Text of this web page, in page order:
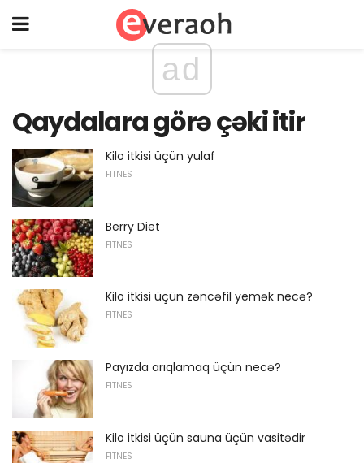
ad
Qaydalara görə çəki itir
Kilo itkisi üçün yulaf
FITNES
Berry Diet
FITNES
Kilo itkisi üçün zəncəfil yemək necə?
FITNES
Payızda arıqlamaq üçün necə?
FITNES
Kilo itkisi üçün sauna üçün vasitədir
FITNES